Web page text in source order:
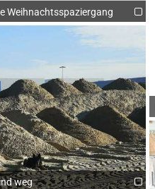
Weihnachtsspaziergang
weg